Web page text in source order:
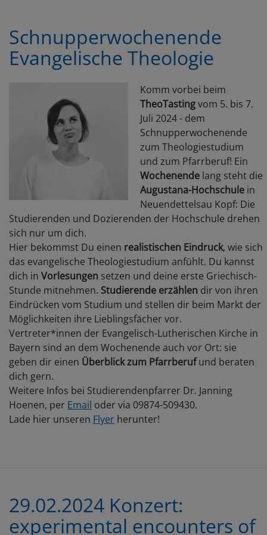
Schnupperwochenende
Evangelische Theologie
Komm vorbei beim
TheoTastingvom 5. bis 7.
Juli 2024 - dem
Schnupperwochenende
zum Theologiestudium
und zum Pfarrberuf! Ein
Wochenende lang steht die
Augustana-Hochschule in
Neuendettelsau Kopf: Die
Studierenden und Dozierenden der Hochschule drehen
sich nur um dich.
Hier bekommst Du einen realistischen Eindruck, wie sich
das evangelische Theologiestudium anfühlt. Du kannst
dich in Vorlesungen setzen und deine erste Griechisch-
Stunde mitnehmen. Studierende erzählen dir von ihren
Eindrücken vom Studium und stellen dir beim Markt der
Möglichkeiten ihre Lieblingsfächer vor.
Vertreter*innen der Evangelisch-Lutherischen Kirche in
Bayern sind an dem Wochenende auch vor Ort: sie
geben dir einen Überblick zum Pfarrberufund beraten
dich gern.
Weitere Infos bei Studierendenpfarrer Dr. Janning
Hoenen, per Email oder via 09874-509430.
Lade hier unseren Flyer herunter!
29.02.2024 Konzert:
experimental encounters of